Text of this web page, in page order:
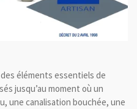
éléments essentiels de
jusqu’au moment où un
une canalisation bouchée, une